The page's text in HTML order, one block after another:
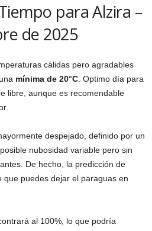
para Alzira –
de 2025
cálidas pero agradables
mínima de 20°C. Optimo día para
libre, aunque es recomendable
despejado, definido por un
nubosidad variable pero sin
De hecho, la predicción de
que puedes dejar el paraguas en
al 100%, lo que podría